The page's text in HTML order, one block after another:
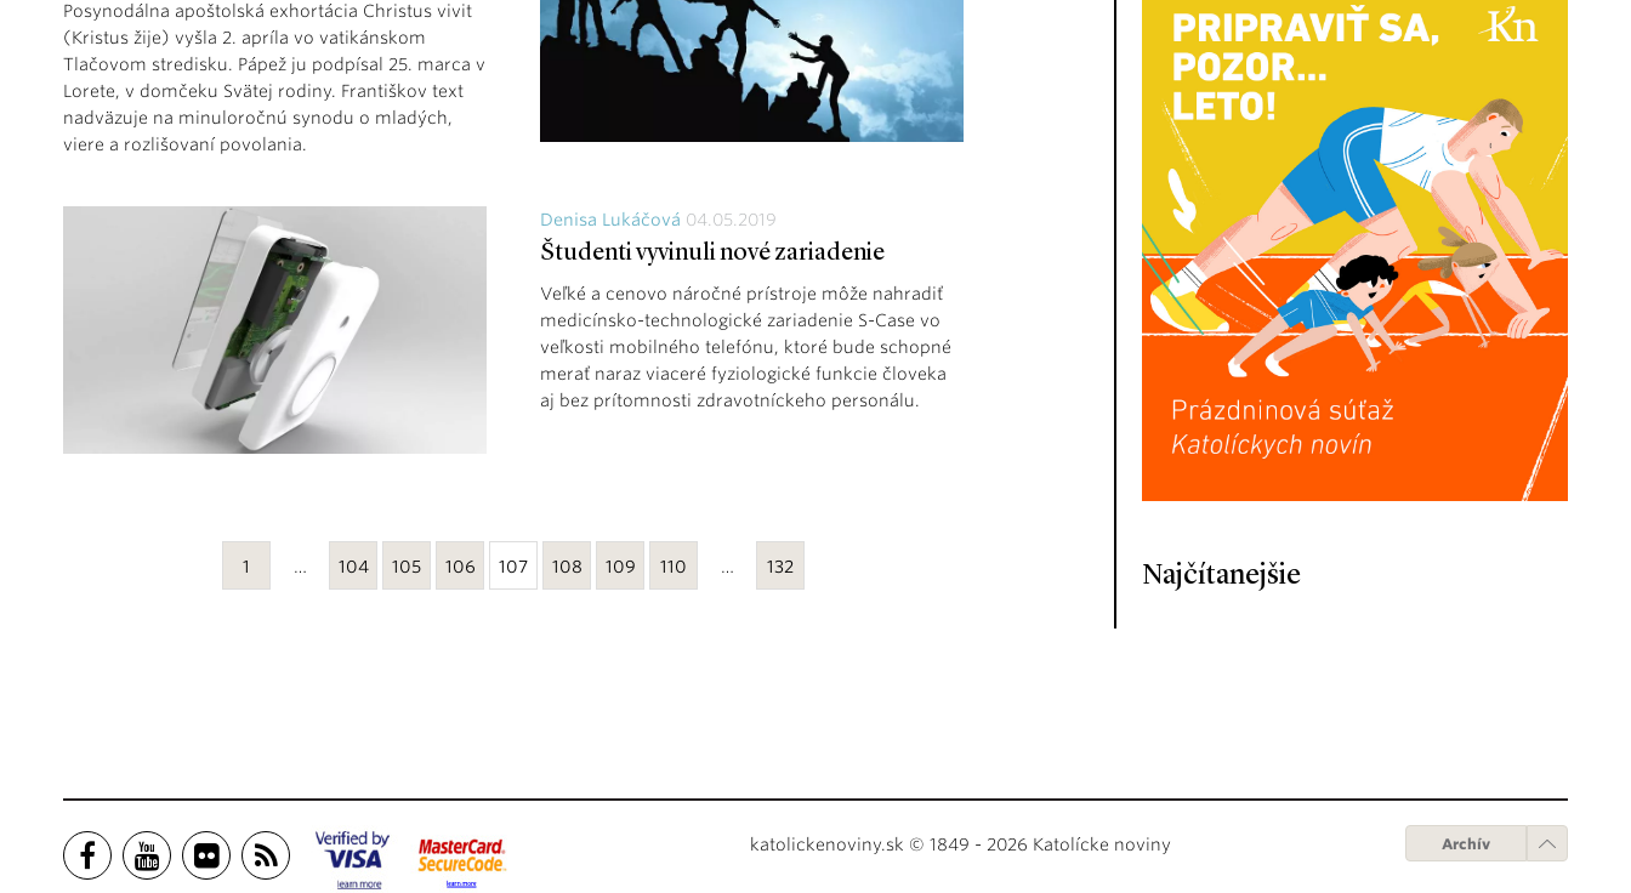
Posynodálna apoštolská exhortácia Christus vivit
(Kristus žije) vyšla 2. apríla vo vatikánskom
Tlačovom stredisku. Pápež ju podpísal 25. marca v
Lorete, v domčeku Svätej rodiny. Františkov text
nadväzuje na minuloročnú synodu o mladých,
viere a rozlišovaní povolania.
Denisa Lukáčová 04.05.2019
Študenti vyvinuli nové zariadenie
Veľké a cenovo náročné prístroje môže nahradiť
medicínsko-technologické zariadenie S-Case vo
veľkosti mobilného telefónu, ktoré bude schopné
merať naraz viaceré fyziologické funkcie človeka
aj bez prítomnosti zdravotníckeho personálu.
1 … 104 105 106 107 108 109 110 … 132 Najčítanejšie
katolickenoviny.sk © 1849 - 2026 Katolícke noviny Archív